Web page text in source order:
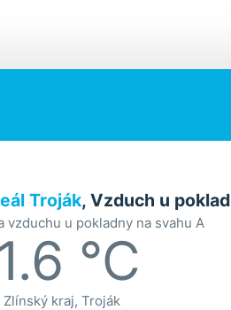
Troják, Vzduch u
vzduchu u pokladny na svahu A
°C
Zlínský kraj, Troják